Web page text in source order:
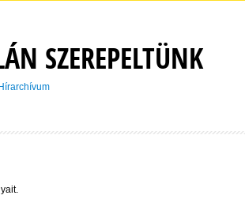
SZEREPELTÜNK
Hírarchívum